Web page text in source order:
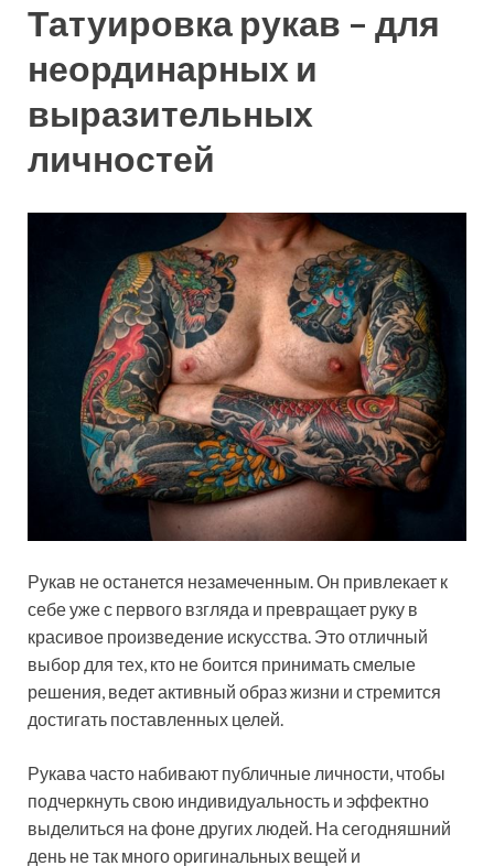
Татуировка рукав – для
неординарных и
выразительных
личностей
Рукав не останется незамеченным. Он привлекает к
себе уже с первого взгляда и превращает руку в
красивое произведение искусства. Это отличный
выбор для тех, кто не боится принимать смелые
решения, ведет активный образ жизни и стремится
достигать поставленных целей.
Рукава часто набивают публичные личности, чтобы
подчеркнуть свою индивидуальность и эффектно
выделиться на фоне других людей. На сегодняшний
день не так много оригинальных вещей и